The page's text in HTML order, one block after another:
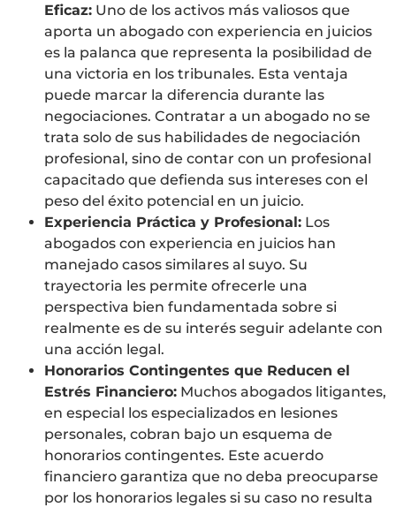
Eficaz: Uno de los activos más valiosos que
aporta un abogado con experiencia en juicios
es la palanca que representa la posibilidad de
una victoria en los tribunales. Esta ventaja
puede marcar la diferencia durante las
negociaciones. Contratar a un abogado no se
trata solo de sus habilidades de negociación
profesional, sino de contar con un profesional
capacitado que defienda sus intereses con el
peso del éxito potencial en un juicio.
Experiencia Práctica y Profesional: Los
abogados con experiencia en juicios han
manejado casos similares al suyo. Su
trayectoria les permite ofrecerle una
perspectiva bien fundamentada sobre si
realmente es de su interés seguir adelante con
una acción legal.
Honorarios Contingentes que Reducen el
Estrés Financiero: Muchos abogados litigantes,
en especial los especializados en lesiones
personales, cobran bajo un esquema de
honorarios contingentes. Este acuerdo
financiero garantiza que no deba preocuparse
por los honorarios legales si su caso no resulta